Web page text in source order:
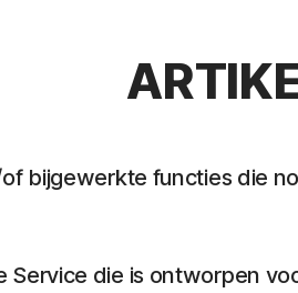
bijgewerkte functies die
Service die is ontworpen